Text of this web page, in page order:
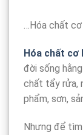
…Hóa chất cơ
Hóa chất cơ
đời sống
chất tẩy rửa,
phẩm, sơn,
Nhưng để